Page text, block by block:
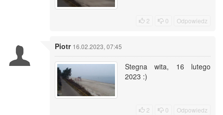
2 0 Odpowiedz
Piotr 16.02.2023, 07:45
Stegna wita, 16 lutego
2023 :)
2 0 Odpowiedz